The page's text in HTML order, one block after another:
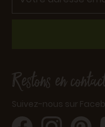
Restons en
Suivez-nous sur